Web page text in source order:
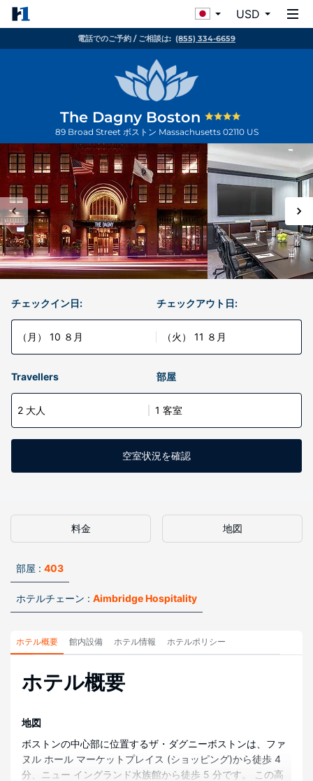
USD
電話でのご予約 / ご相談は: (855) 334-6659
The Dagny Boston
89 Broad Street ボストン Massachusetts 02110 US
チェックイン日:
（月） 10 ８月
チェックアウト日:
（火） 11 ８月
Travellers 部屋
2 大人 1 客室
空室状況を確認
料金 地図
部屋 : 403
ホテルチェーン : Aimbridge Hospitality
ホテル概要 館内設備 ホテル情報 ホテルポリシー
ホテル概要
地図
ボストンの中心部に位置するザ・ダグニーボストンは、ファ
ヌル ホール マーケットプレイス (ショッピング)から徒歩 4
分、ニュー イングランド水族館から徒歩 5 分です。 この高